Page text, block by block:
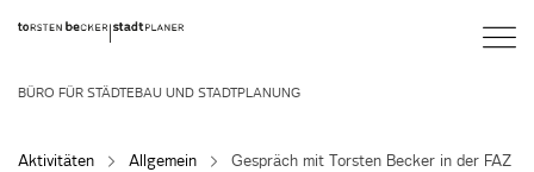
BÜRO FÜR STÄDTEBAU UND STADTPLANUNG
Aktivitäten Allgemein
Gespräch mit Torsten Becker in der FAZ